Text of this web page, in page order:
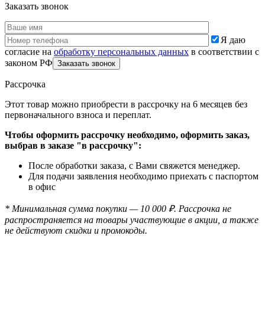
Заказать звонок
Я даю
согласие на обработку персональных данных в соответствии с
законом РФ
Рассрочка
Этот товар можно приобрести в рассрочку на 6 месяцев без
первоначального взноса и переплат.
Чтобы оформить рассрочку необходимо, оформить заказ,
выбрав в заказе "в рассрочку":
После обработки заказа, с Вами свяжется менеджер.
Для подачи заявления необходимо приехать с паспортом
в офис
* Минимальная сумма покупки — 10 000 ₽. Рассрочка не
распространяется на товары участвующие в акции, а также
не действуют скидки и промокоды.